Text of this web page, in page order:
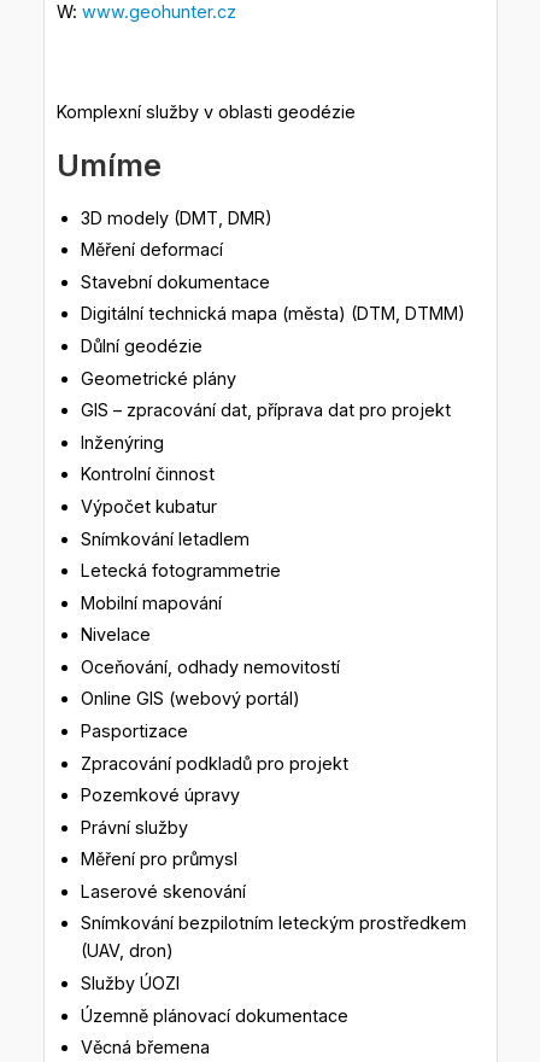
W: www.geohunter.cz
Komplexní služby v oblasti geodézie
Umíme
3D modely (DMT, DMR)
Měření deformací
Stavební dokumentace
Digitální technická mapa (města) (DTM, DTMM)
Důlní geodézie
Geometrické plány
GIS – zpracování dat, příprava dat pro projekt
Inženýring
Kontrolní činnost
Výpočet kubatur
Snímkování letadlem
Letecká fotogrammetrie
Mobilní mapování
Nivelace
Oceňování, odhady nemovitostí
Online GIS (webový portál)
Pasportizace
Zpracování podkladů pro projekt
Pozemkové úpravy
Právní služby
Měření pro průmysl
Laserové skenování
Snímkování bezpilotním leteckým prostředkem
(UAV, dron)
Služby ÚOZI
Územně plánovací dokumentace
Věcná břemena